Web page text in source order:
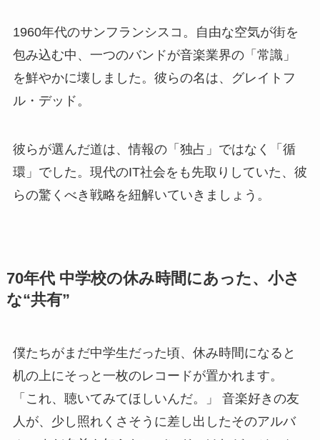
1960年代のサンフランシスコ。自由な空気が街を
包み込む中、一つのバンドが音楽業界の「常識」
を鮮やかに壊しました。彼らの名は、グレイトフ
ル・デッド。
彼らが選んだ道は、情報の「独占」ではなく「循
環」でした。現代のIT社会をも先取りしていた、彼
らの驚くべき戦略を紐解いていきましょう。
70年代 中学校の休み時間にあった、小さ
な“共有”
僕たちがまだ中学生だった頃、休み時間になると
机の上にそっと一枚のレコードが置かれます。
「これ、聴いてみてほしいんだ。」 音楽好きの友
人が、少し照れくさそうに差し出したそのアルバ